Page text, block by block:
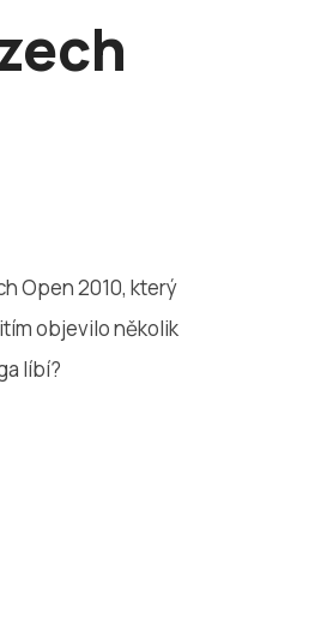
Open 2010, který
objevilo několik
líbí?